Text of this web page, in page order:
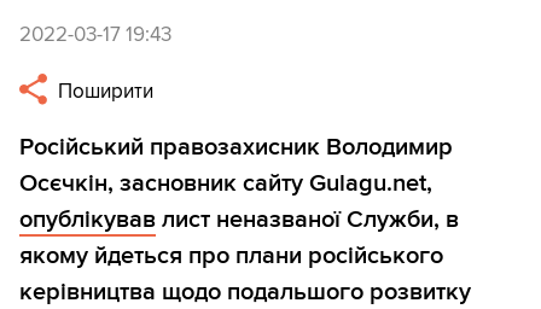
2022-03-17 19:43
Поширити
Російський правозахисник Володимир
Осєчкін, засновник сайту Gulagu.net,
опублікував лист неназваної Служби, в
якому йдеться про плани російського
керівництва щодо подальшого розвитку